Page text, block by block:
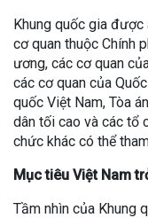
Khung quốc gia được
cơ quan thuộc Chính
ương, các cơ quan
các cơ quan của
quốc Việt Nam, Tòa
dân tối cao và các tổ
chức khác có thể
Mục tiêu Việt Nam
Tầm nhìn của Khung